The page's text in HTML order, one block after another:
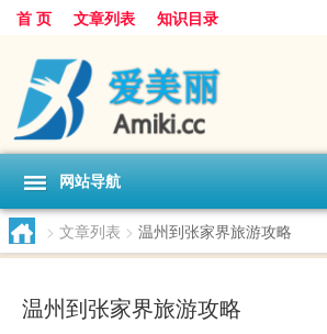
首 页 文章列表 知识目录
网站导航
> 文章列表 > 温州到张家界旅游攻略
温州到张家界旅游攻略